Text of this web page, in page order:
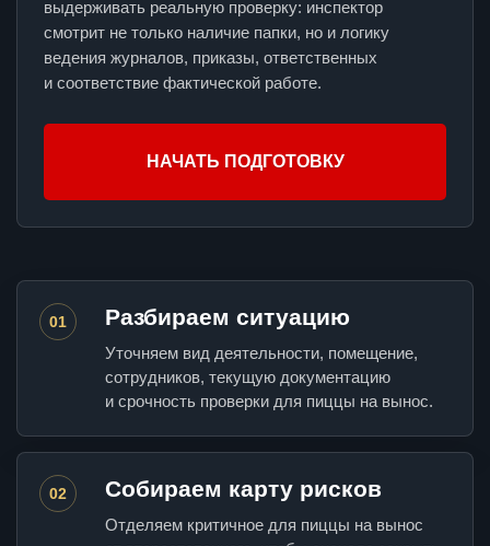
выдерживать реальную проверку: инспектор
смотрит не только наличие папки, но и логику
ведения журналов, приказы, ответственных
и соответствие фактической работе.
НАЧАТЬ ПОДГОТОВКУ
01 Разбираем ситуацию
Уточняем вид деятельности, помещение,
сотрудников, текущую документацию
и срочность проверки для пиццы на вынос.
02 Собираем карту рисков
Отделяем критичное для пиццы на вынос